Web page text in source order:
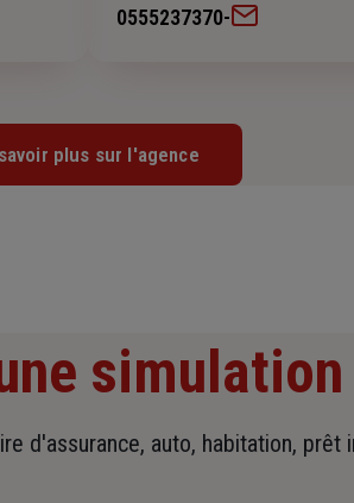
0555237370-
plus sur l'agence
simulation
d'assurance, auto, habitation, prêt